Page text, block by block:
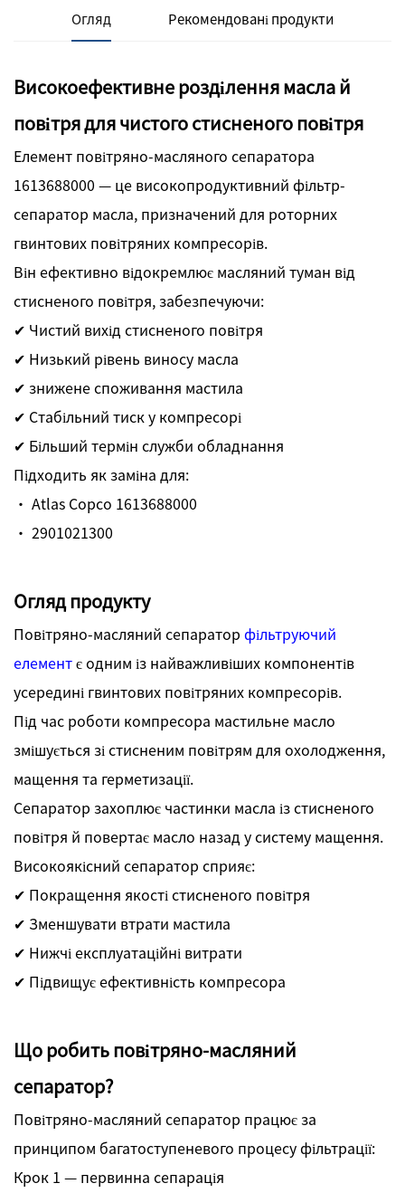
Огляд Рекомендовані продукти
Високоефективне розділення масла й
повітря для чистого стисненого повітря
Елемент повітряно-масляного сепаратора
1613688000 — це високопродуктивний фільтр-
сепаратор масла, призначений для роторних
гвинтових повітряних компресорів.
Він ефективно відокремлює масляний туман від
стисненого повітря, забезпечуючи:
✔ Чистий вихід стисненого повітря
✔ Низький рівень виносу масла
✔ знижене споживання мастила
✔ Стабільний тиск у компресорі
✔ Більший термін служби обладнання
Підходить як заміна для:
· Atlas Copco 1613688000
· 2901021300
Огляд продукту
Повітряно-масляний сепаратор фільтруючий
елементє одним із найважливіших компонентів
усередині гвинтових повітряних компресорів.
Під час роботи компресора мастильне масло
змішується зі стисненим повітрям для охолодження,
мащення та герметизації.
Сепаратор захоплює частинки масла із стисненого
повітря й повертає масло назад у систему мащення.
Високоякісний сепаратор сприяє:
✔ Покращення якості стисненого повітря
✔ Зменшувати втрати мастила
✔ Нижчі експлуатаційні витрати
✔ Підвищує ефективність компресора
Що робить повітряно-масляний
сепаратор?
Повітряно-масляний сепаратор працює за
принципом багатоступеневого процесу фільтрації:
Крок 1 — первинна сепарація